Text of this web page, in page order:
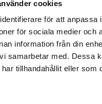
cookies
för att anpassa
för sociala medier
information från din
samarbetar med. Dessa
tillhandahållit eller